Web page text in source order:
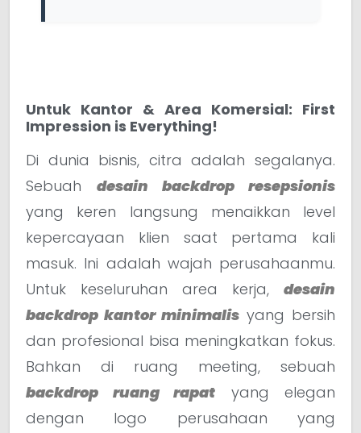
Untuk Kantor & Area Komersial: First
Impression is Everything!
Di dunia bisnis, citra adalah segalanya.
Sebuah desain backdrop resepsionis
yang keren langsung menaikkan level
kepercayaan klien saat pertama kali
masuk. Ini adalah wajah perusahaanmu.
Untuk keseluruhan area kerja, desain
backdrop kantor minimalis yang bersih
dan profesional bisa meningkatkan fokus.
Bahkan di ruang meeting, sebuah
backdrop ruang rapat yang elegan
dengan logo perusahaan yang